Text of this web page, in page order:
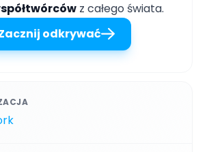
z całego świata.
odkrywać